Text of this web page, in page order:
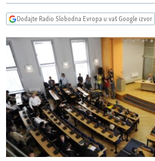
pretragu
FOTOGALERIJE
INFOGRAFIKE
PODCASTI
RAT U UKRAJINI
KINA NA BALKANU
RSE PRIČE IZ SVIJETA
ISPRIČAJ MI
DNEVNO@RSE
SPECIJALI RSE
VIŠE OD NASLOVA
GENOCID U SREBRENICI
PRATITE NAS
Dodajte Radio Slobodna Evropa u vaš Google izvor